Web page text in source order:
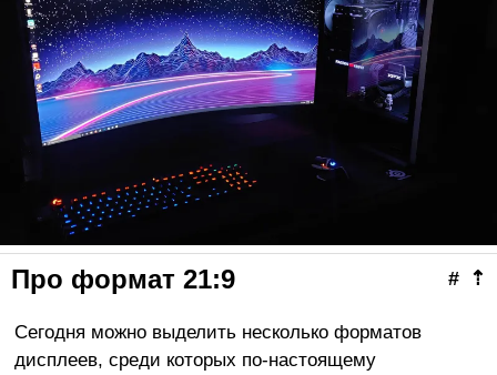
⇡
#
Про формат 21:9
Сегодня можно выделить несколько форматов
дисплеев, среди которых по-настоящему